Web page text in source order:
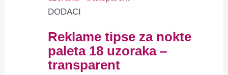
DODACI
Reklame tipse za nokte
paleta 18 uzoraka –
transparent